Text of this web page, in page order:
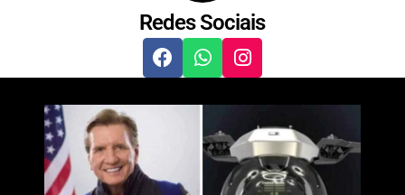
Redes Sociais